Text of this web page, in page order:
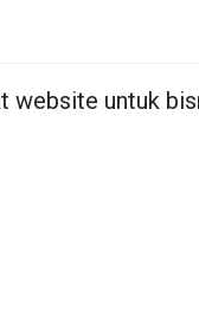
website untuk